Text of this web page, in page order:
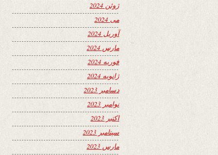
ژوئن 2024
می 2024
آوریل 2024
مارس 2024
فوریه 2024
ژانویه 2024
دسامبر 2023
نوامبر 2023
اکتبر 2023
سپتامبر 2023
مارس 2023